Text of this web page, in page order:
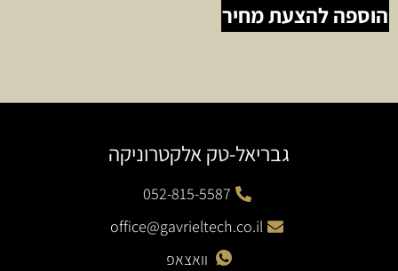
הוספה להצעת מחיר
גבריאל-טק אלקטרוניקה
052-815-5587
office@gavrieltech.co.il
וואצאפ